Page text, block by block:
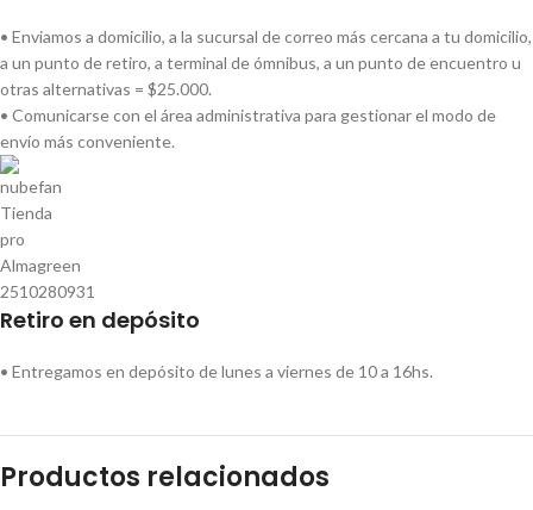
• Enviamos a domicilio, a la sucursal de correo más cercana a tu domicilio,
a un punto de retiro, a terminal de ómnibus, a un punto de encuentro u
otras alternativas = $25.000.
• Comunicarse con el área administrativa para gestionar el modo de
envío más conveniente.
Retiro en depósito
• Entregamos en depósito de lunes a viernes de 10 a 16hs.
Productos relacionados